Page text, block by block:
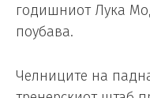
годишниот Лука
поубава.
Челниците на